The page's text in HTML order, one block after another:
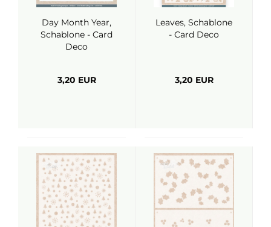
Day Month Year,
Schablone - Card
Deco
3,20 EUR
Leaves, Schablone
- Card Deco
3,20 EUR